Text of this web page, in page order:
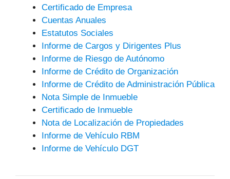
Certificado de Empresa
Cuentas Anuales
Estatutos Sociales
Informe de Cargos y Dirigentes Plus
Informe de Riesgo de Autónomo
Informe de Crédito de Organización
Informe de Crédito de Administración Pública
Nota Simple de Inmueble
Certificado de Inmueble
Nota de Localización de Propiedades
Informe de Vehículo RBM
Informe de Vehículo DGT